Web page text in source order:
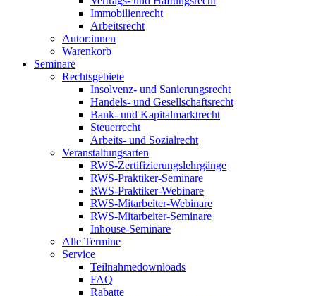
Immobilienrecht
Arbeitsrecht
Autor:innen
Warenkorb
Seminare
Rechtsgebiete
Insolvenz- und Sanierungsrecht
Handels- und Gesellschaftsrecht
Bank- und Kapitalmarktrecht
Steuerrecht
Arbeits- und Sozialrecht
Veranstaltungsarten
RWS-Zertifizierungslehrgänge
RWS-Praktiker-Seminare
RWS-Praktiker-Webinare
RWS-Mitarbeiter-Webinare
RWS-Mitarbeiter-Seminare
Inhouse-Seminare
Alle Termine
Service
Teilnahmedownloads
FAQ
Rabatte